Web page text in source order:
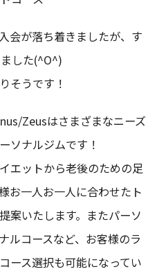
会が落ち着きましたが、す
した(^O^)
そうです！
Zeusはさまざまなニーズ
ソナルジムです！
エットから老後のための足
お一人お一人に合わせたト
案いたします。またパーソ
ルコースなど、お客様のラ
ース選択も可能になってい